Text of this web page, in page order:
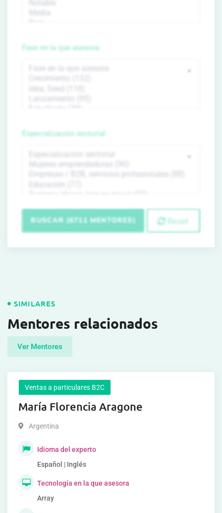
Fase en la que asesora
Especialización sectorial
BUSCAR (6711 MENTORES) Reset
SIMILARES
Mentores relacionados
Ver Mentores
Ventas a particulares B2C
María Florencia Aragone
Argentina
Idioma del experto
Español | Inglés
Tecnología en la que asesora
Array